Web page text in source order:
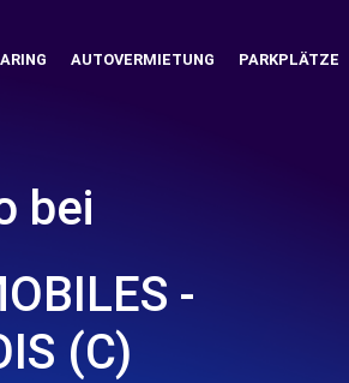
AUTOVERMIETUNG PARKPLÄTZE
bei
-
(C)